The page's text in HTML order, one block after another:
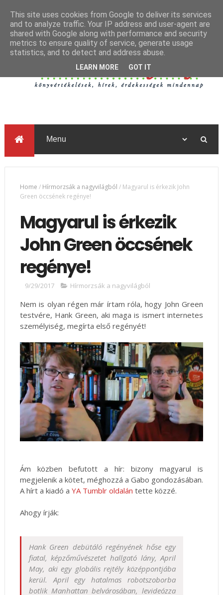
Home / Hírmorzsák a nagyvilágból / Magyarul is érkezik John
Green öccsének regénye!
Magyarul is érkezik
John Green öccsének
regénye!
9/29/2017 Hírmorzsák a nagyvilágból
Nem is olyan régen már írtam róla, hogy John Green
testvére, Hank Green, aki maga is ismert internetes
személyiség, megírta első regényét!
Ám közben befutott a hír: bizony magyarul is
megjelenik a kötet, méghozzá a Gabo gondozásában.
A hírt a kiadó a YA Tumblr oldalán tette közzé.
Ahogy írják:
Hank Green debütáló regényének hőse egy
fiatal, képzőművészetet hallgató lány, April
May, aki egy globális rejtély középpontjába
kerül. April egy hatalmas robotszoborba
botlik Manhattan belvárosában, levideózza
This site uses cookies from Google to deliver its services
and to analyze traffic. Your IP address and user-agent are
shared with Google along with performance and security
metrics to ensure quality of service, generate usage
statistics, and to detect and address abuse.
LEARN MORE GOT IT